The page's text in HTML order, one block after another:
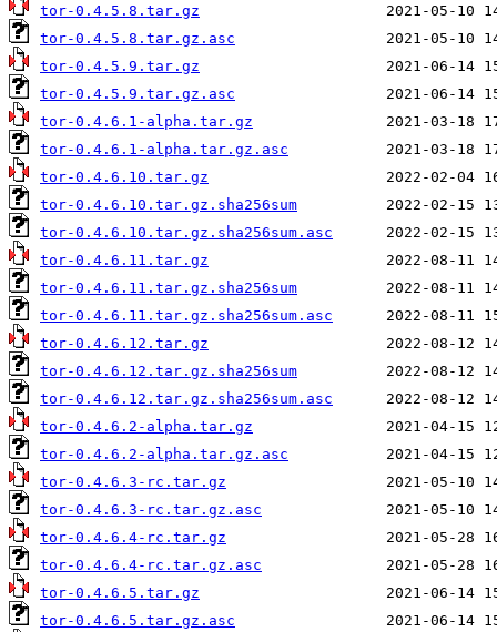
tor-0.4.5.8.tar.gz
tor-0.4.5.8.tar.gz.asc
tor-0.4.5.9.tar.gz
tor-0.4.5.9.tar.gz.asc
tor-0.4.6.1-alpha.tar.gz
tor-0.4.6.1-alpha.tar.gz.asc
tor-0.4.6.10.tar.gz
tor-0.4.6.10.tar.gz.sha256sum
tor-0.4.6.10.tar.gz.sha256sum.asc
tor-0.4.6.11.tar.gz
tor-0.4.6.11.tar.gz.sha256sum
tor-0.4.6.11.tar.gz.sha256sum.asc
tor-0.4.6.12.tar.gz
tor-0.4.6.12.tar.gz.sha256sum
tor-0.4.6.12.tar.gz.sha256sum.asc
tor-0.4.6.2-alpha.tar.gz
tor-0.4.6.2-alpha.tar.gz.asc
tor-0.4.6.3-rc.tar.gz
tor-0.4.6.3-rc.tar.gz.asc
tor-0.4.6.4-rc.tar.gz
tor-0.4.6.4-rc.tar.gz.asc
tor-0.4.6.5.tar.gz
tor-0.4.6.5.tar.gz.asc